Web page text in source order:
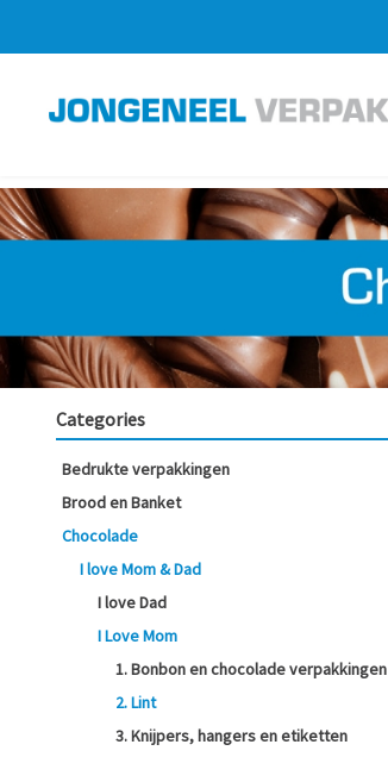
Categories
Bedrukte verpakkingen
Brood en Banket
Chocolade
I love Mom & Dad
I love Dad
I Love Mom
1. Bonbon en chocolade verpakkingen
2. Lint
3. Knijpers, hangers en etiketten